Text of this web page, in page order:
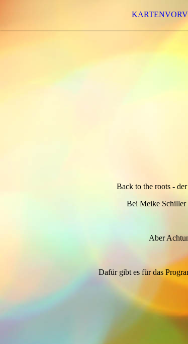
Back to the roots -
Bei Meike Schiller
Aber
Dafür gibt es für das